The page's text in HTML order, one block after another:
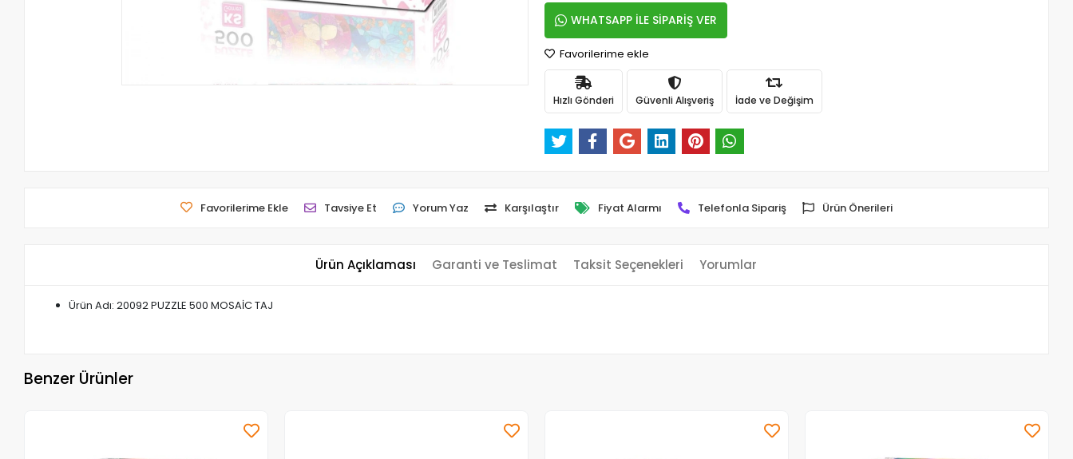
WHATSAPP İLE SİPARİŞ VER
Favorilerime ekle
Hızlı Gönderi Güvenli Alışveriş İade ve Değişim
Favorilerime Ekle Tavsiye Et Yorum Yaz Karşılaştır Fiyat Alarmı Telefonla Sipariş Ürün Önerileri
Ürün Açıklaması Garanti ve Teslimat Taksit Seçenekleri Yorumlar
Ürün Adı: 20092 PUZZLE 500 MOSAİC TAJ
Benzer Ürünler